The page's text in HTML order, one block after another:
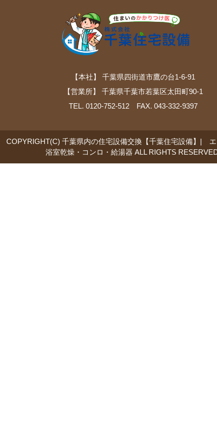
【本社】 千葉県四街道市鷹の台1-6-91
【営業所】 千葉県千葉市若葉区太田町90-1
TEL. 0120-752-512 FAX. 043-332-9397
COPYRIGHT(C) 千葉県内の住宅設備交換【千葉住宅設備】|
浴室乾燥・コンロ・給湯器 ALL RIGHTS